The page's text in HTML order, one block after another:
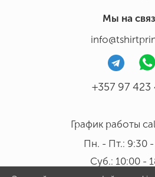
Мы на
+357 97 423
График работы
Пн. - Пт.: 9:30
Суб.: 10:00 -